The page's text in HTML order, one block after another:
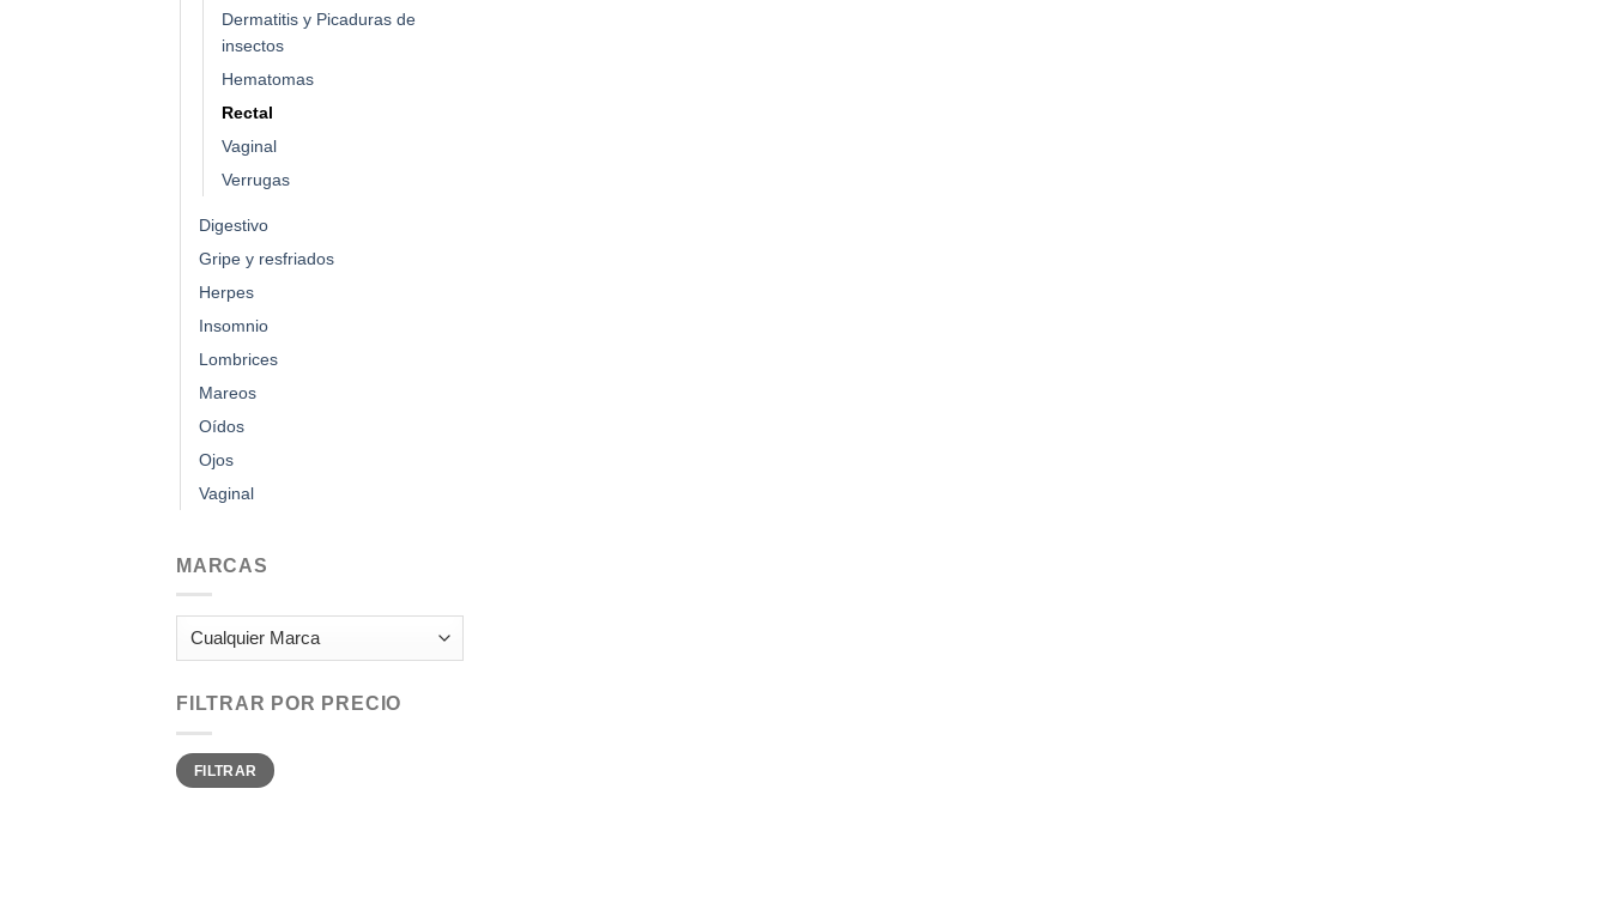
Dermatitis y Picaduras de
insectos
Hematomas
Rectal
Vaginal
Verrugas
Digestivo
Gripe y resfriados
Herpes
Insomnio
Lombrices
Mareos
Oídos
Ojos
Vaginal
MARCAS
FILTRAR POR PRECIO
Precio
mínimo
Precio
máximo
FILTRAR